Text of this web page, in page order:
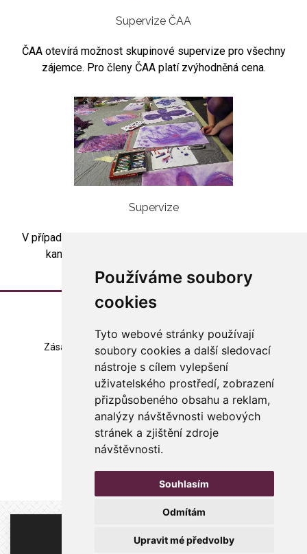
Používáme soubory
cookies
Tyto webové stránky používají
soubory cookies a další sledovací
nástroje s cílem vylepšení
uživatelského prostředí, zobrazení
přizpůsobeného obsahu a reklam,
analýzy návštěvnosti webových
stránek a zjištění zdroje
návštěvnosti.
Souhlasím
Odmítám
Upravit mé předvolby
Supervize ČAA
ČAA otevírá možnost skupinové supervize pro všechny
zájemce. Pro členy ČAA platí zvýhodněná cena.
Supervize
V případě zájmu o skupinovou artesupervizi kontaktujte
kancelář asociace (
Zásady zpracování souborů cookie Mapa stránek
Změna nastavení
© 2023 Česká arteterapeutická asociace
všechna práva vyhrazena
Made with
in Czech rep.
Zde je místo pro Vaši inzerci.